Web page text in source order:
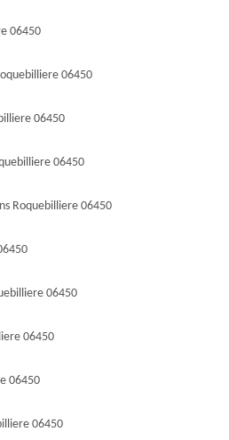
06450
06450
06450
06450
Roquebilliere 06450
06450
06450
06450
06450